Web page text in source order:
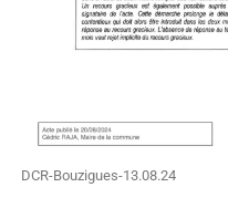
DCR-Bouzigues-13.08.24